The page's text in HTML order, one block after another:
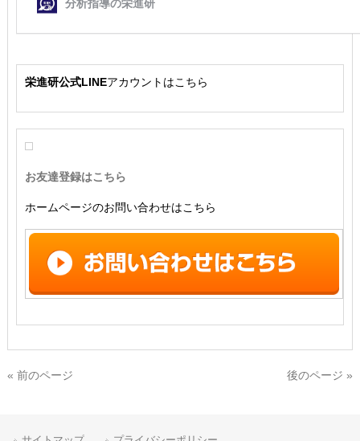
栄進研公式LINEアカウントはこちら
お友達登録はこちら
ホームページのお問い合わせはこちら
« 前のページ 後のページ »